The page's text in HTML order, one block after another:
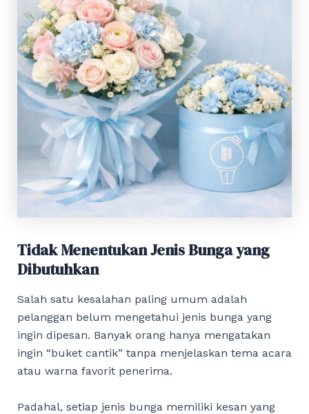
Tidak Menentukan Jenis Bunga yang
Dibutuhkan
Salah satu kesalahan paling umum adalah
pelanggan belum mengetahui jenis bunga yang
ingin dipesan. Banyak orang hanya mengatakan
ingin “buket cantik” tanpa menjelaskan tema acara
atau warna favorit penerima.
Padahal, setiap jenis bunga memiliki kesan yang